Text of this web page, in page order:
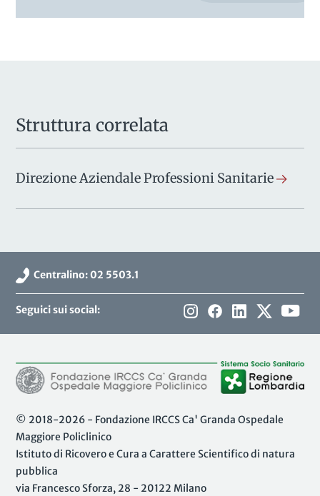
Struttura correlata
Direzione Aziendale Professioni Sanitarie
Centralino: 02 5503.1
Seguici sui social:
© 2018-2026 - Fondazione IRCCS Ca' Granda Ospedale
Maggiore Policlinico
Istituto di Ricovero e Cura a Carattere Scientifico di natura
pubblica
via Francesco Sforza, 28 - 20122 Milano